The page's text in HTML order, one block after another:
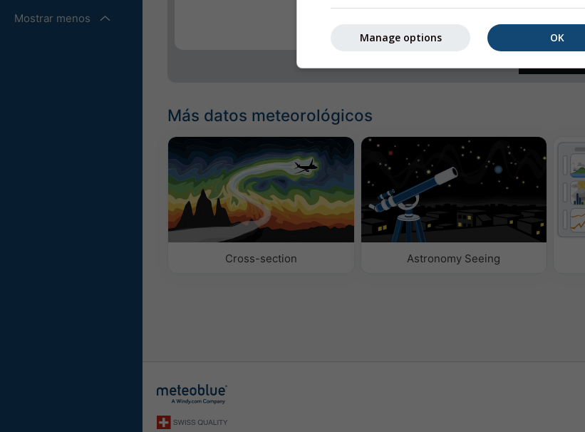
Mostrar menos
Más datos meteorológicos
Cross-section Astronomy Seeing
OK
Manage options